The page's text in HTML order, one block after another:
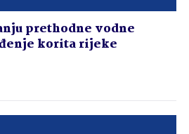
prethodne vodne
korita rijeke